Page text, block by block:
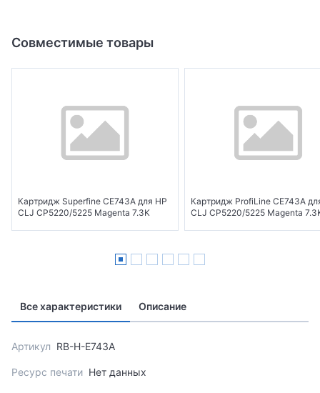
Совместимые товары
Картридж Superfine CE743A для HP
CLJ CP5220/5225 Magenta 7.3K
Картридж ProfiLine CE743A
CLJ CP5220/5225 Magenta
Все характеристики Описание
Артикул RB-H-E743A
Ресурс печати Нет данных